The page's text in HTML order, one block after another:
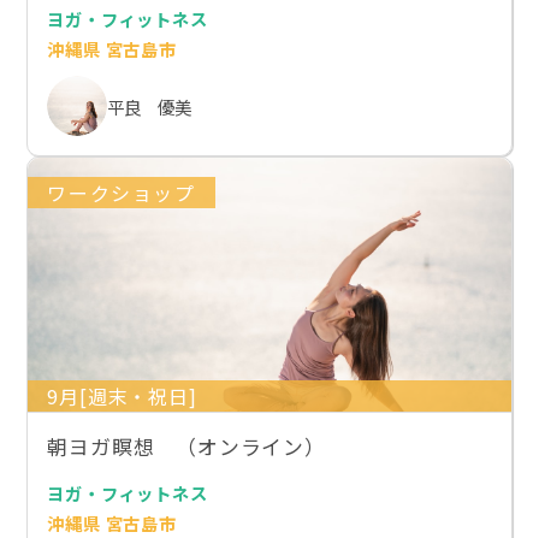
ヨガ・フィットネス
沖縄県 宮古島市
平良 優美
ワークショップ
9月[週末・祝日]
朝ヨガ瞑想 （オンライン）
ヨガ・フィットネス
沖縄県 宮古島市